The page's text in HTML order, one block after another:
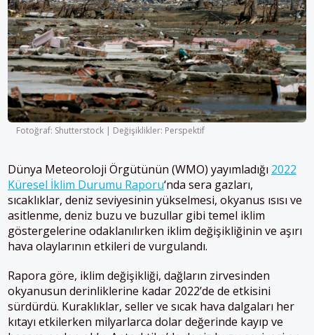
Fotoğraf: Shutterstock | Değişiklikler: Perspektif
Dünya Meteoroloji Örgütünün (WMO) yayımladığı 2022
Küresel İklim Durumu Raporu‘nda sera gazları,
sıcaklıklar, deniz seviyesinin yükselmesi, okyanus ısısı ve
asitlenme, deniz buzu ve buzullar gibi temel iklim
göstergelerine odaklanılırken iklim değişikliğinin ve aşırı
hava olaylarının etkileri de vurgulandı.
Rapora göre, iklim değişikliği, dağların zirvesinden
okyanusun derinliklerine kadar 2022’de de etkisini
sürdürdü. Kuraklıklar, seller ve sıcak hava dalgaları her
kıtayı etkilerken milyarlarca dolar değerinde kayıp ve